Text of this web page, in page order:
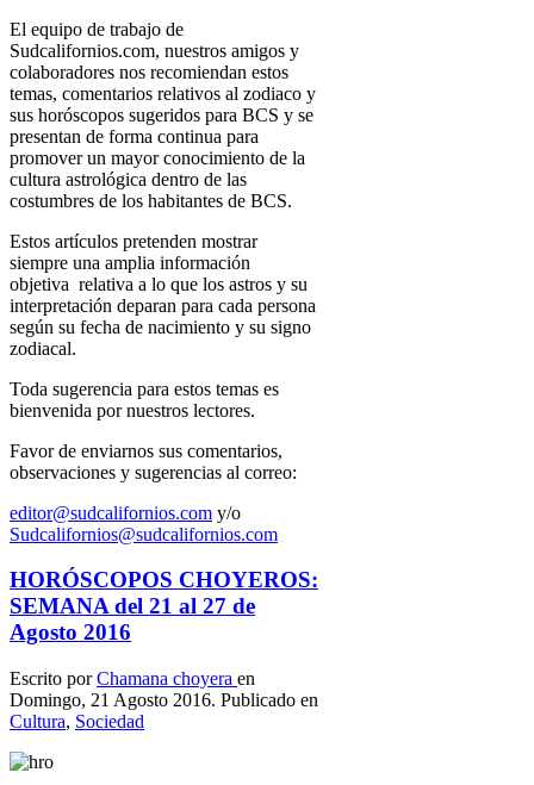
El equipo de trabajo de
Sudcalifornios.com, nuestros amigos y
colaboradores nos recomiendan estos
temas, comentarios relativos al zodiaco y
sus horóscopos sugeridos para BCS y se
presentan de forma continua para
promover un mayor conocimiento de la
cultura astrológica dentro de las
costumbres de los habitantes de BCS.
Estos artículos pretenden mostrar
siempre una amplia información
objetiva relativa a lo que los astros y su
interpretación deparan para cada persona
según su fecha de nacimiento y su signo
zodiacal.
Toda sugerencia para estos temas es
bienvenida por nuestros lectores.
Favor de enviarnos sus comentarios,
observaciones y sugerencias al correo:
editor@sudcalifornios.com y/o
Sudcalifornios@sudcalifornios.com
HORÓSCOPOS CHOYEROS:
SEMANA del 21 al 27 de
Agosto 2016
Escrito porChamana choyera en
Domingo, 21 Agosto 2016. Publicado en
Cultura, Sociedad